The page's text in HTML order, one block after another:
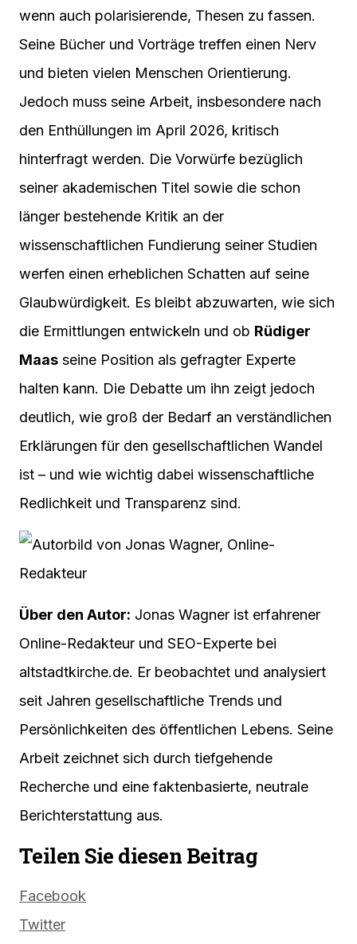
wenn auch polarisierende, Thesen zu fassen.
Seine Bücher und Vorträge treffen einen Nerv
und bieten vielen Menschen Orientierung.
Jedoch muss seine Arbeit, insbesondere nach
den Enthüllungen im April 2026, kritisch
hinterfragt werden. Die Vorwürfe bezüglich
seiner akademischen Titel sowie die schon
länger bestehende Kritik an der
wissenschaftlichen Fundierung seiner Studien
werfen einen erheblichen Schatten auf seine
Glaubwürdigkeit. Es bleibt abzuwarten, wie sich
die Ermittlungen entwickeln und ob Rüdiger
Maas seine Position als gefragter Experte
halten kann. Die Debatte um ihn zeigt jedoch
deutlich, wie groß der Bedarf an verständlichen
Erklärungen für den gesellschaftlichen Wandel
ist – und wie wichtig dabei wissenschaftliche
Redlichkeit und Transparenz sind.
Über den Autor: Jonas Wagner ist erfahrener
Online-Redakteur und SEO-Experte bei
altstadtkirche.de. Er beobachtet und analysiert
seit Jahren gesellschaftliche Trends und
Persönlichkeiten des öffentlichen Lebens. Seine
Arbeit zeichnet sich durch tiefgehende
Recherche und eine faktenbasierte, neutrale
Berichterstattung aus.
Teilen Sie diesen Beitrag
Facebook
Twitter